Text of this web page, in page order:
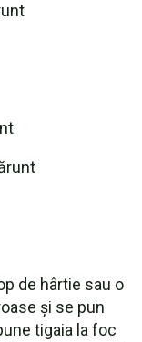
de hârtie sau o
și se pun
tigaia la foc